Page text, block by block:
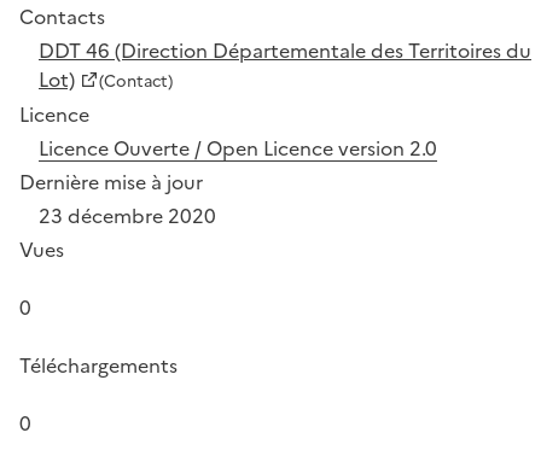
Contacts
DDT 46 (Direction Départementale des Territoires du
Lot)
(Contact)
Licence
Licence Ouverte / Open Licence version 2.0
Dernière mise à jour
23 décembre 2020
Vues
0
Téléchargements
0